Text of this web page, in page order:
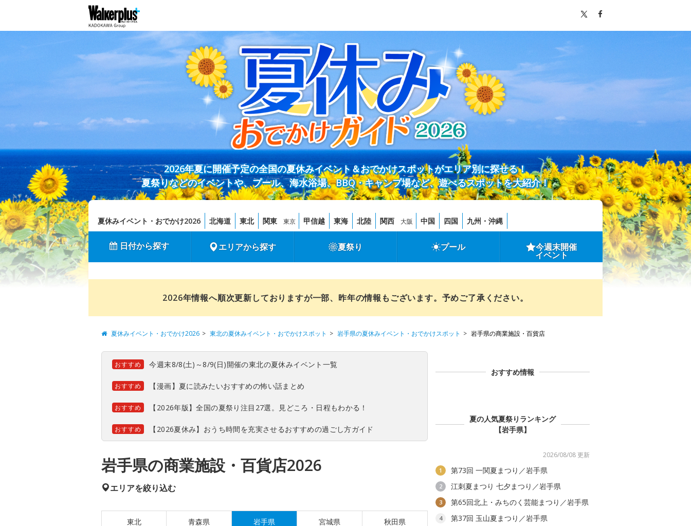
2026年夏に開催予定の全国の夏休みイベント＆おでかけスポットがエリア別に探せる！
夏祭りなどのイベントや、プール、海水浴場、BBQ・キャンプ場など、遊べるスポットを大紹介！
夏休みイベント・おでかけ2026 北海道 東北 関東 東京 甲信越 東海 北陸 関西 大阪 中国 四国 九州・沖縄
日付から探す エリアから探す 夏祭り プール 今週末開催
イベント
2026年情報へ順次更新しておりますが一部、昨年の情報もございます。予めご了承ください。
夏休みイベント・おでかけ2026 東北の夏休みイベント・おでかけスポット 岩手県の夏休みイベント・おでかけスポット 岩手県の商業施設・百貨店
おすすめ 今週末8/8(土)～8/9(日)開催の東北の夏休みイベント一覧
おすすめ 【漫画】夏に読みたいおすすめの怖い話まとめ
おすすめ 【2026年版】全国の夏祭り注目27選。見どころ・日程もわかる！
おすすめ 【2026夏休み】おうち時間を充実させるおすすめの過ごし方ガイド
岩手県の商業施設・百貨店2026
エリアを絞り込む
東北 青森県 岩手県 宮城県 秋田県
おすすめ情報
夏の人気夏祭りランキング
【岩手県】
2026/08/08 更新
1 第73回 一関夏まつり／岩手県
2 江刺夏まつり 七夕まつり／岩手県
3 第65回北上・みちのく芸能まつり／岩手県
4 第37回 玉山夏まつり／岩手県